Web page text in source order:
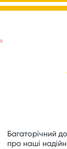
Багаторічний
про наші